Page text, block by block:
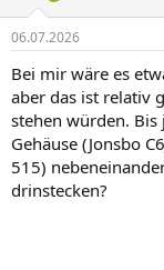
06.07.2026
Bei mir wäre es
aber das ist relativ
stehen würden. Bis
Gehäuse (Jonsbo
515)
drinstecken?